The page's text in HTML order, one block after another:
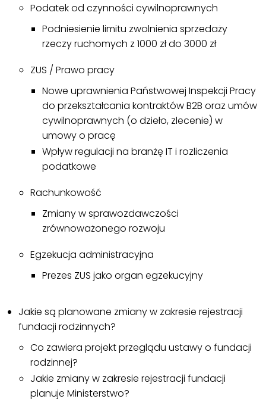
Podatek od czynności cywilnoprawnych
Podniesienie limitu zwolnienia sprzedaży
rzeczy ruchomych z 1000 zł do 3000 zł
ZUS / Prawo pracy
Nowe uprawnienia Państwowej Inspekcji Pracy
do przekształcania kontraktów B2B oraz umów
cywilnoprawnych (o dzieło, zlecenie) w
umowy o pracę
Wpływ regulacji na branżę IT i rozliczenia
podatkowe
Rachunkowość
Zmiany w sprawozdawczości
zrównoważonego rozwoju
Egzekucja administracyjna
Prezes ZUS jako organ egzekucyjny
Jakie są planowane zmiany w zakresie rejestracji
fundacji rodzinnych?
Co zawiera projekt przeglądu ustawy o fundacji
rodzinnej?
Jakie zmiany w zakresie rejestracji fundacji
planuje Ministerstwo?